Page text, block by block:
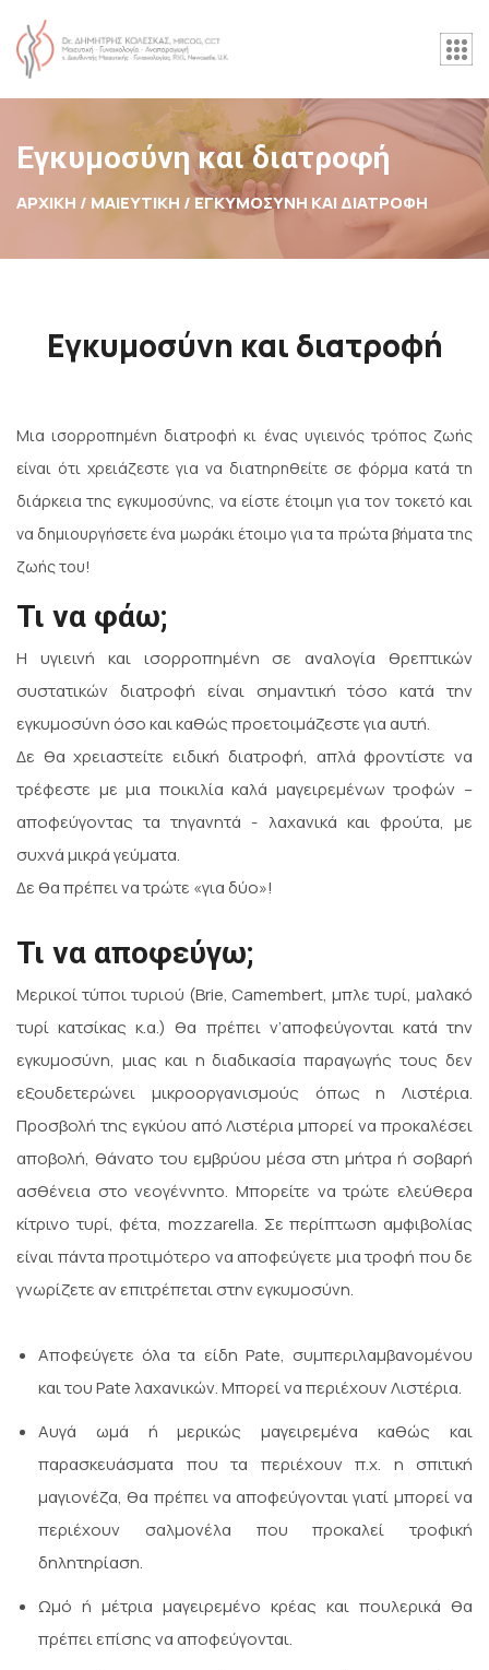
Εγκυμοσύνη και διατροφή
ΑΡΧΙΚΉ / ΜΑΙΕΥΤΙΚΗ /ΕΓΚΥΜΟΣΎΝΗ ΚΑΙ ΔΙΑΤΡΟΦΉ
Εγκυμοσύνη και διατροφή
Μια ισορροπημένη διατροφή κι ένας υγιεινός τρόπος ζωής
είναι ότι χρειάζεστε για να διατηρηθείτε σε φόρμα κατά τη
διάρκεια της εγκυμοσύνης, να είστε έτοιμη για τον τοκετό και
να δημιουργήσετε ένα μωράκι έτοιμο για τα πρώτα βήματα της
ζωής του!
Τι να φάω;
Η υγιεινή και ισορροπημένη σε αναλoγία θρεπτικών
συστατικών διατροφή είναι σημαντική τόσο κατά την
εγκυμοσύνη όσο και καθώς προετοιμάζεστε για αυτή.
Δε θα χρειαστείτε ειδική διατροφή, απλά φροντίστε να
τρέφεστε με μια ποικιλία καλά μαγειρεμένων τροφών –
αποφεύγοντας τα τηγανητά - λαχανικά και φρούτα, με
συχνά μικρά γεύματα.
Δε θα πρέπει να τρώτε «για δύο»!
Τι να αποφεύγω;
Μερικοί τύποι τυριού (Brie, Camembert, μπλε τυρί, μαλακό
τυρί κατσίκας κ.α.) θα πρέπει ν’αποφεύγονται κατά την
εγκυμοσύνη, μιας και η διαδικασία παραγωγής τους δεν
εξουδετερώνει μικροοργανισμούς όπως η Λιστέρια.
Προσβολή της εγκύου από Λιστέρια μπορεί να προκαλέσει
αποβολή, θάνατο του εμβρύου μέσα στη μήτρα ή σοβαρή
ασθένεια στο νεογέννητο. Μπορείτε να τρώτε ελεύθερα
κίτρινο τυρί, φέτα, mozzarella. Σε περίπτωση αμφιβολίας
είναι πάντα προτιμότερο να αποφεύγετε μια τροφή που δε
γνωρίζετε αν επιτρέπεται στην εγκυμοσύνη.
Αποφεύγετε όλα τα είδη Pate, συμπεριλαμβανομένου
και του Pate λαχανικών. Μπορεί να περιέχουν Λιστέρια.
Αυγά ωμά ή μερικώς μαγειρεμένα καθώς και
παρασκευάσματα που τα περιέχουν π.χ. η σπιτική
μαγιονέζα, θα πρέπει να αποφεύγονται γιατί μπορεί να
περιέχουν σαλμονέλα που προκαλεί τροφική
δηλητηρίαση.
Ωμό ή μέτρια μαγειρεμένο κρέας και πουλερικά θα
πρέπει επίσης να αποφεύγονται.